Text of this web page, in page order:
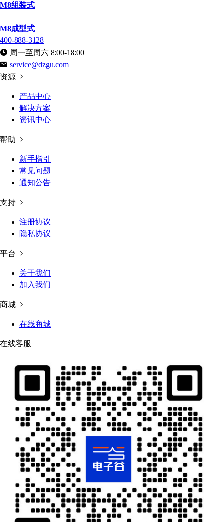
M8组装式
M8成型式
400-888-3128
周一至周六 8:00-18:00
service@dzgu.com
资源
产品中心
解决方案
资讯中心
帮助
新手指引
常见问题
通知公告
支持
注册协议
隐私协议
平台
关于我们
加入我们
商城
在线商城
在线客服